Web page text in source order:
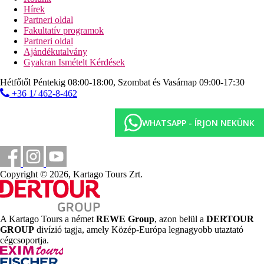
biliárd
darts
asztalitenisz
vízilabda
strandröplabda
Sport és szórakozás térítés ellenében
vízi sportok a szállodától kb. 500 m-re lévő strandon
(helyi szolgáltatóknál)
búvárkodás
kerékpárkölcsönzés
Ellátás
All Inclusive: minden étkezés büférendszerben, snack-
ételek és üdítők 10:00 és 16:30 óra között, helyi alkoholos
és alkoholmentes italok 10:00 és 23:00 óra között, görög
taverna 19:00 és 23:00 óra között (előzetes foglalás
szükséges), olasz étterem 19:00 és 23:00 óra között,
Hírek
Partneri oldal
Fakultatív programok
Partneri oldal
Ajándékutalvány
Gyakran Ismételt Kérdések
Hétfőtől Péntekig 08:00-18:00, Szombat és Vasárnap 09:00-17:30
+36 1/ 462-8-462
WHATSAPP - ÍRJON NEKÜNK
Copyright © 2026, Kartago Tours Zrt.
A Kartago Tours a német REWE Group, azon belül a DERTOUR
GROUP divízió tagja, amely Közép-Európa legnagyobb utaztató
cégcsoportja.